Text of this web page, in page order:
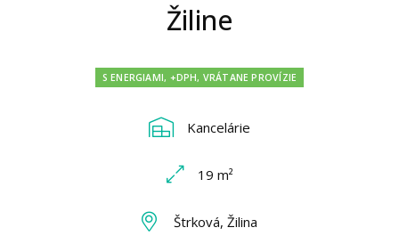
Žiline
S ENERGIAMI, +DPH, VRÁTANE PROVÍZIE
Kancelárie
19 m²
Štrková, Žilina